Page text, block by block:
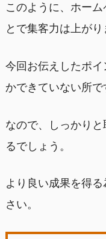
このように、ホー
とで集客力は上がり
今回お伝えしたポ
かできていない所で
なので、しっかり
るでしょう。
より良い成果を得
さい。